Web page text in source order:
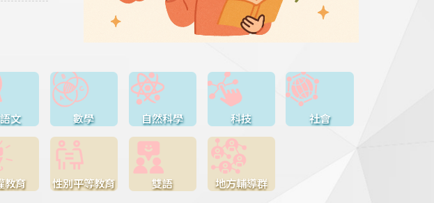
文 數學 自然科學 科技 社會
教育 性別平等教育 雙語 地方輔導群